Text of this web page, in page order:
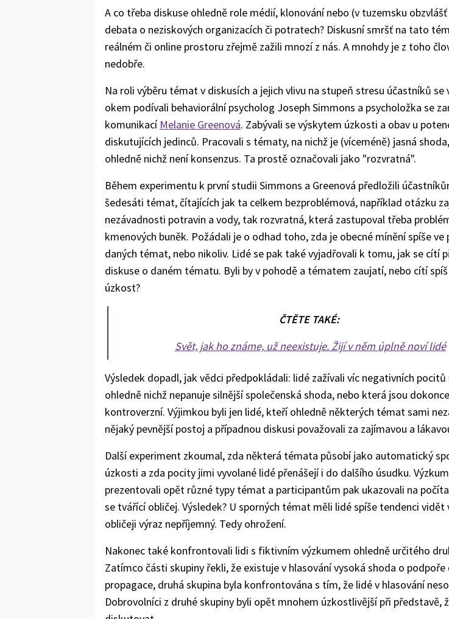
A co třeba diskuse ohledně role médií, klonování nebo (v tuzemsku obzvlášť
debata o neziskových organizacích či potratech? Diskusní smršť na tato
reálném či online prostoru zřejmě zažili mnozí z nás. A mnohdy je z toho
nedobře.
Na roli výběru témat v diskusích a jejich vlivu na stupeň stresu účastníků se
okem podívali behaviorální psycholog Joseph Simmons a psycholožka se
komunikací Melanie Greenová. Zabývali se výskytem úzkosti a obav u
diskutujících jedinců. Pracovali s tématy, na nichž je (víceméně) jasná
ohledně nichž není konsenzus. Ta prostě označovali jako "rozvratná".
Během experimentu k první studii Simmons a Greenová předložili
šedesáti témat, čítajících jak ta celkem bezproblémová, například otázku
nezávadnosti potravin a vody, tak rozvratná, která zastupoval třeba
kmenových buněk. Požádali je o odhad toho, zda je obecné mínění spíše ve
daných témat, nebo nikoliv. Lidé se pak také vyjadřovali k tomu, jak se cítí
diskuse o daném tématu. Byli by v pohodě a tématem zaujatí, nebo cítí
úzkost?
ČTĚTE TAKÉ:
Svět, jak ho známe, už neexistuje. Žijí v něm úplně noví lidé
Výsledek dopadl, jak vědci předpokládali: lidé zažívali víc negativních
ohledně nichž nepanuje silnější společenská shoda, nebo která jsou dokonce
kontroverzní. Výjimkou byli jen lidé, kteří ohledně některých témat sami
nějaký pevnější postoj a případnou diskusi považovali za zajímavou a
Další experiment zkoumal, zda některá témata působí jako automatický
úzkosti a zda pocity jimi vyvolané lidé přenášejí i do dalšího úsudku.
prezentovali opět různé typy témat a participantům pak ukazovali na
se tvářící obličej. Výsledek? U sporných témat měli lidé spíše tendenci vidět
obličeji výraz nepříjemný. Tedy ohrožení.
Nakonec také konfrontovali lidi s fiktivním výzkumem ohledně určitého
Zatímco části skupiny řekli, že existuje v hlasování vysoká shoda o podpoře
propagace, druhá skupina byla konfrontována s tím, že lidé v hlasování
Dobrovolníci z druhé skupiny byli opět mnohem úzkostlivější při představě,